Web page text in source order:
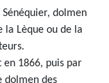
dolmen
Lèque ou de la
en 1866, puis par
dolmen des